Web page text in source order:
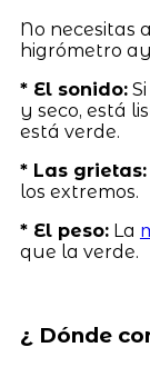
No necesitas
higrómetro
* El sonido:Si
y seco, está
está verde.
* Las grietas:
los extremos.
* El peso:La
que la verde.
¿ Dónde